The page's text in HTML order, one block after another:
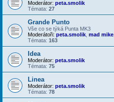
Moderátor: peta.smolik
Témata: 27
Grande Punto
Vše co se týká Punta MK3
Moderátoři: peta.smolik mad mike
Témata: 163
Idea
Moderátor: peta.smolik
Témata: 75
Linea
Moderátor: peta.smolik
Témata: 78